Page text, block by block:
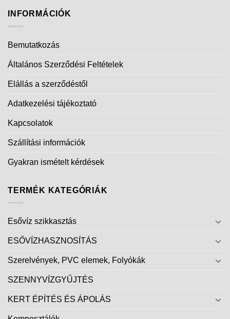
INFORMÁCIÓK
Bemutatkozás
Általános Szerződési Feltételek
Elállás a szerződéstől
Adatkezelési tájékoztató
Kapcsolatok
Szállítási információk
Gyakran ismételt kérdések
TERMÉK KATEGÓRIÁK
Esővíz szikkasztás
ESŐVÍZHASZNOSÍTÁS
Szerelvények, PVC elemek, Folyókák
SZENNYVÍZGYŰJTÉS
KERT ÉPÍTÉS ÉS ÁPOLÁS